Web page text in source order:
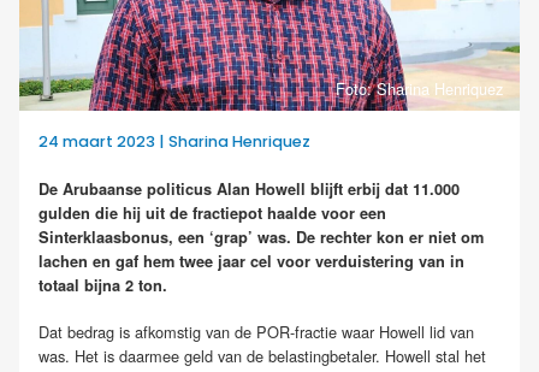
Foto: Sharina Henriquez
24 maart 2023 | Sharina Henriquez
De Arubaanse politicus Alan Howell blijft erbij dat 11.000
gulden die hij uit de fractiepot haalde voor een
Sinterklaasbonus, een ‘grap’ was. De rechter kon er niet om
lachen en gaf hem twee jaar cel voor verduistering van in
totaal bijna 2 ton.
Dat bedrag is afkomstig van de POR-fractie waar Howell lid van
was. Het is daarmee geld van de belastingbetaler. Howell stal het